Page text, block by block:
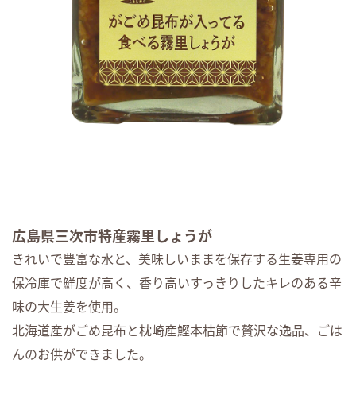
広島県三次市特産霧里しょうが
きれいで豊富な水と、美味しいままを保存する生姜専用の
保冷庫で鮮度が高く、香り高いすっきりしたキレのある辛
味の大生姜を使用。
北海道産がごめ昆布と枕崎産鰹本枯節で贅沢な逸品、ごは
んのお供ができました。